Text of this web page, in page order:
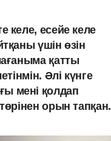
келе, есейе келе
үшін өзін
қатты
Әлі күнге
мені қолдап
орын тапқан.